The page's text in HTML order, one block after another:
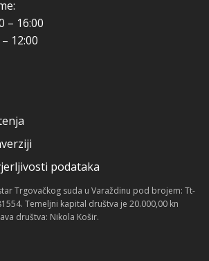
– 16:00
12:00
podataka
Trgovačkog suda u Varaždinu pod brojem: Tt-
Temeljni kapital društva je 20.000,00 kn
društva: Nikola Košir.